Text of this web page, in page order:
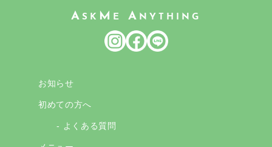
A SK M E A NYTHING
お知らせ
初めての方へ
- よくある質問